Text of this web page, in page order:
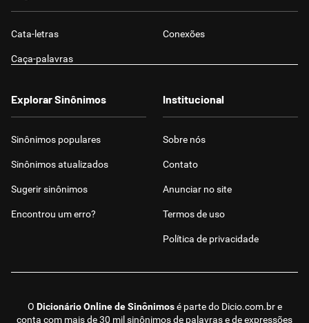
Cata-letras Conexões
Caça-palavras
O Dicionário Online de Sinônimosé parte do Dicio.com.bre
conta com mais de 30 mil sinônimos de palavras e de expressões
Explorar Sinônimos
Sinônimos populares
Sinônimos atualizados
Sugerir sinônimos
Encontrou um erro?
Institucional
Sobre nós
Contato
Anunciar no site
Termos de uso
Política de privacidade